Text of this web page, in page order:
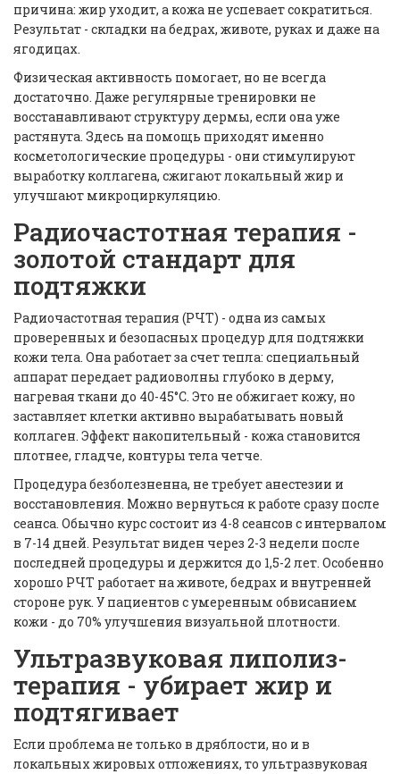
причина: жир уходит, а кожа не успевает сократиться.
Результат - складки на бедрах, животе, руках и даже на
ягодицах.
Физическая активность помогает, но не всегда
достаточно. Даже регулярные тренировки не
восстанавливают структуру дермы, если она уже
растянута. Здесь на помощь приходят именно
косметологические процедуры - они стимулируют
выработку коллагена, сжигают локальный жир и
улучшают микроциркуляцию.
Радиочастотная терапия -
золотой стандарт для
подтяжки
Радиочастотная терапия (РЧТ) - одна из самых
проверенных и безопасных процедур для подтяжки
кожи тела. Она работает за счет тепла: специальный
аппарат передает радиоволны глубоко в дерму,
нагревая ткани до 40-45°C. Это не обжигает кожу, но
заставляет клетки активно вырабатывать новый
коллаген. Эффект накопительный - кожа становится
плотнее, гладче, контуры тела четче.
Процедура безболезненна, не требует анестезии и
восстановления. Можно вернуться к работе сразу после
сеанса. Обычно курс состоит из 4-8 сеансов с интервалом
в 7-14 дней. Результат виден через 2-3 недели после
последней процедуры и держится до 1,5-2 лет. Особенно
хорошо РЧТ работает на животе, бедрах и внутренней
стороне рук. У пациентов с умеренным обвисанием
кожи - до 70% улучшения визуальной плотности.
Ультразвуковая липолиз-
терапия - убирает жир и
подтягивает
Если проблема не только в дряблости, но и в
локальных жировых отложениях, то ультразвуковая